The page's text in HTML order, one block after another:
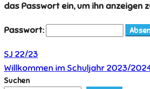
das Passwort ein, um ihn anzeigen
Passwort:
SJ 22/23
Beitragsnavigation
Willkommen im Schuljahr 2023/
Suchen